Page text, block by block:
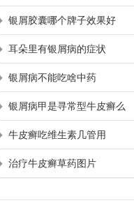
银屑胶囊哪个牌子效果好
耳朵里有银屑病的症状
银屑病不能吃啥中药
银屑病甲是寻常型牛皮癣么
牛皮癣吃维生素几管用
治疗牛皮癣草药图片